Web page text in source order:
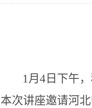
1 月 4日下午
本次讲座邀请河